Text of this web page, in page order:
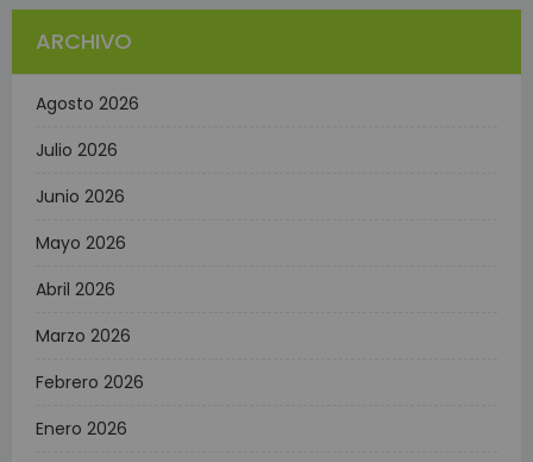
ARCHIVO
Agosto 2026
Julio 2026
Junio 2026
Mayo 2026
Abril 2026
Marzo 2026
Febrero 2026
Enero 2026